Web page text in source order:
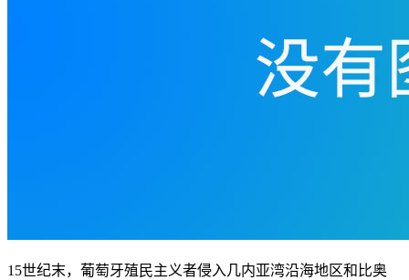
15世纪末，葡萄牙殖民主义者侵入几内亚湾沿海地区和比奥